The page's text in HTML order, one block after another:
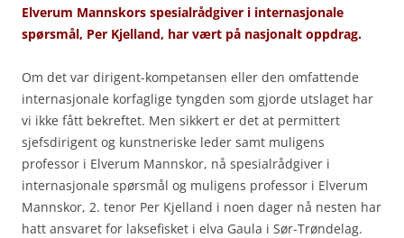
Elverum Mannskors spesialrådgiver i internasjonale
spørsmål, Per Kjelland, har vært på nasjonalt oppdrag.
Om det var dirigent-kompetansen eller den omfattende
internasjonale korfaglige tyngden som gjorde utslaget har
vi ikke fått bekreftet. Men sikkert er det at permittert
sjefsdirigent og kunstneriske leder samt muligens
professor i Elverum Mannskor, nå spesialrådgiver i
internasjonale spørsmål og muligens professor i Elverum
Mannskor, 2. tenor Per Kjelland i noen dager nå nesten har
hatt ansvaret for laksefisket i elva Gaula i Sør-Trøndelag.